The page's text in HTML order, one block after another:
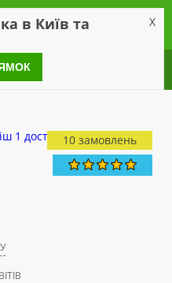
10 замовлень
в Київ та X